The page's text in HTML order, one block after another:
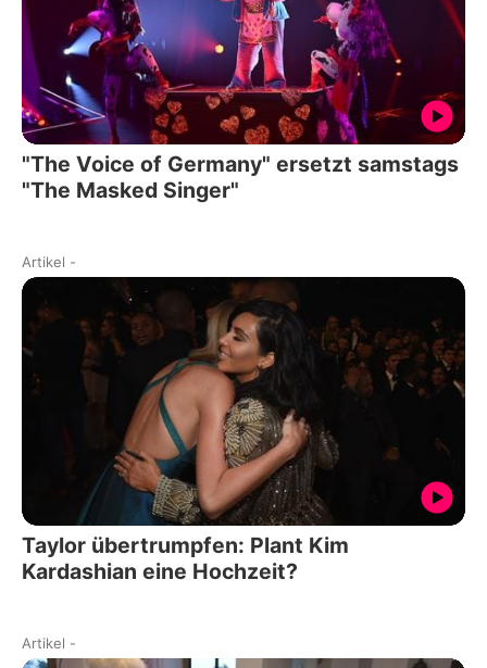
"The Voice of Germany" ersetzt samstags
"The Masked Singer"
Artikel -
Taylor übertrumpfen: Plant Kim
Kardashian eine Hochzeit?
Artikel -